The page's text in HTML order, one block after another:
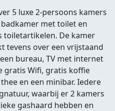
5 luxe 2-persoons kamers
met toilet en
toiletartikelen. De kamer
tevens over een vrijstaand
bureau, TV met internet
gratis Wifi, gratis koffie
en een minibar. Iedere
waarbij er 2 kamers
gashaard hebben en